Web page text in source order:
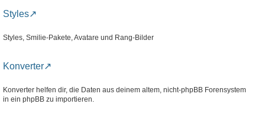
Styles
Styles, Smilie-Pakete, Avatare und Rang-Bilder
Konverter
Konverter helfen dir, die Daten aus deinem altem, nicht-phpBB Forensystem
in ein phpBB zu importieren.